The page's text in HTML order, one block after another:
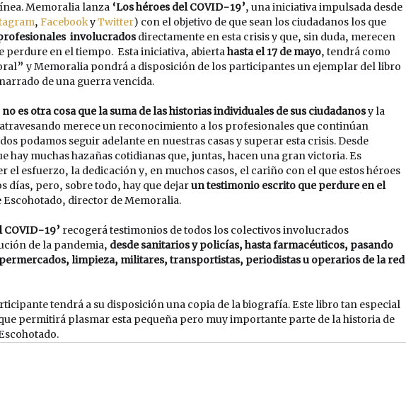
Memoralia lanza ‘Los héroes del COVID-19’, una iniciativa impulsada desde
, Facebook y Twitter) con el objetivo de que sean los ciudadanos los que
involucrados directamente en esta crisis y que, sin duda, merecen
perdure en el tiempo.  Esta iniciativa, abierta hasta el 17 de mayo, tendrá como
y Memoralia pondrá a disposición de los participantes un ejemplar del libro
de una guerra vencida.
es otra cosa que la suma de las historias individuales de sus ciudadanos y la
merece un reconocimiento a los profesionales que continúan
podamos seguir adelante en nuestras casas y superar esta crisis. Desde
hay muchas hazañas cotidianas que, juntas, hacen una gran victoria. Es
el esfuerzo, la dedicación y, en muchos casos, el cariño con el que estos héroes
días, pero, sobre todo, hay que dejar un testimonio escrito que perdure en el
Escohotado, director de Memoralia.
COVID-19’ recogerá testimonios de todos los colectivos involucrados
de la pandemia, desde sanitarios y policías, hasta farmacéuticos, pasando
limpieza, militares, transportistas, periodistas u operarios de la red
tendrá a su disposición una copia de la biografía. Este libro tan especial
permitirá plasmar esta pequeña pero muy importante parte de la historia de